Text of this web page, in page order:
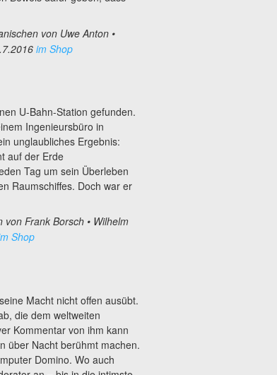
von Uwe Anton •
im Shop
U-Bahn-Station gefunden.
Ingenieursbüro in
unglaubliches Ergebnis:
auf der Erde
Tag um sein Überleben
Raumschiffes. Doch war er
von Frank Borsch • Wilhelm
Shop
Macht nicht offen ausübt.
die dem weltweiten
Kommentar von ihm kann
über Nacht berühmt machen.
Domino. Wo auch